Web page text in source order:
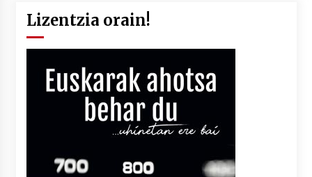
Lizentzia orain!